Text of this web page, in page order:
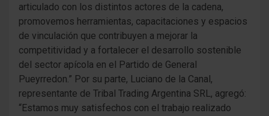
articulado con los distintos actores de la cadena,
promovemos herramientas, capacitaciones y espacios
de vinculación que contribuyen a mejorar la
competitividad y a fortalecer el desarrollo sostenible
del sector apícola en el Partido de General
Pueyrredon.” Por su parte, Luciano de la Canal,
representante de Tribal Trading Argentina SRL, agregó:
“Estamos muy satisfechos con el trabajo realizado